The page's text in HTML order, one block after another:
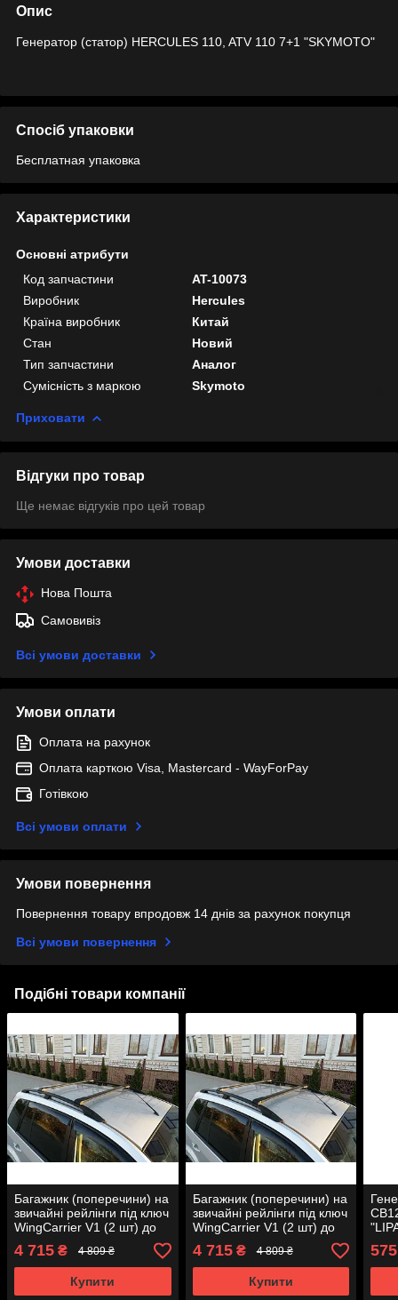
Опис
Генератор (статор) HERCULES 110, ATV 110 7+1 "SKYMOTO"
Спосіб упаковки
Бесплатная упаковка
Характеристики
Основні атрибути
Код запчастини
AT-10073
Виробник
Hercules
Країна виробник
Китай
Стан
Новий
Тип запчастини
Аналог
Сумісність з маркою
Skymoto
Приховати
Відгуки про товар
Ще немає відгуків про цей товар
Умови доставки
Нова Пошта
Самовивіз
Всі умови доставки
Умови оплати
Оплата на рахунок
Оплата карткою Visa, Mastercard - WayForPay
Готівкою
Всі умови оплати
Умови повернення
Повернення товару впродовж 14 днів за рахунок покупця
Всі умови повернення
Подібні товари компанії
Багажник (поперечини) на
звичайні рейлінги під ключ
WingCarrier V1 (2 шт) до
110 см, сірий для бмв X7
G07 2019- рр
4 715 ₴ 4 809 ₴
Купити
Багажник (поперечини) на
звичайні рейлінги під ключ
WingCarrier V1 (2 шт) до
110 см, чорний для бмв
X7 G07 2019- рр
4 715₴ 4 809 ₴
Купити
575